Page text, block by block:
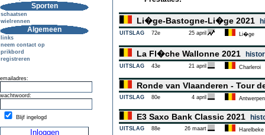
Sporten
schaatsen
wielrennen
Algemeen
links
neem contact op
prikbord
registreren
emailadres:
wachtwoord:
Blijf ingelogd
Li�ge-Bastogne-Li�ge 2021
UITSLAG 72e 25 april Li�ge
La Fl�che Wallonne 2021
UITSLAG 43e 21 april Charleroi
Ronde van Vlaanderen - Tour
UITSLAG 80e 4 april Antwerpen
E3 Saxo Bank Classic 2021
UITSLAG 88e 26 maart Harelbeke